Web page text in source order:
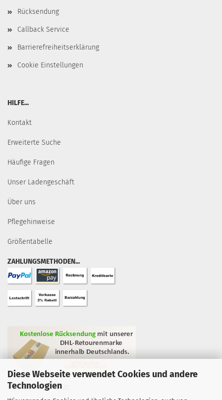
Diese Webseite verwendet Cookies und andere
Technologien
Rücksendung
Callback Service
Barrierefreiheitserklärung
Cookie Einstellungen
HILFE...
Kontakt
Erweiterte Suche
Häufige Fragen
Unser Ladengeschäft
Über uns
Pflegehinweise
Größentabelle
ZAHLUNGSMETHODEN...
GEPRÜFTE QUALITÄT...